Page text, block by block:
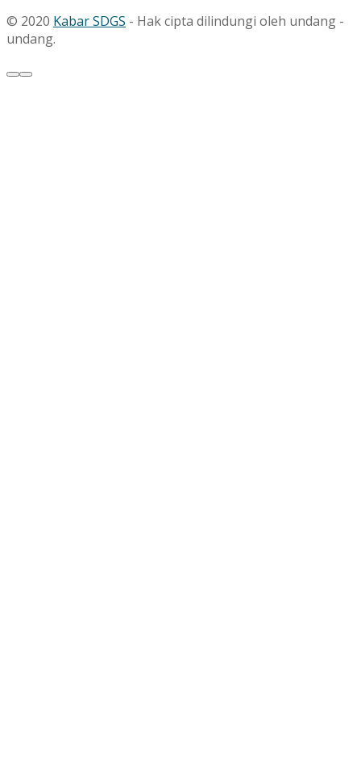
© 2020 Kabar SDGS - Hak cipta dilindungi oleh undang -
undang.